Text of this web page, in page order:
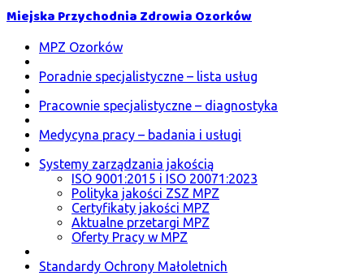
Miejska Przychodnia Zdrowia Ozorków
MPZ Ozorków
Poradnie specjalistyczne – lista usług
Pracownie specjalistyczne – diagnostyka
Medycyna pracy – badania i usługi
Systemy zarządzania jakością
ISO 9001:2015 i ISO 20071:2023
Polityka jakości ZSZ MPZ
Certyfikaty jakości MPZ
Aktualne przetargi MPZ
Oferty Pracy w MPZ
Standardy Ochrony Małoletnich